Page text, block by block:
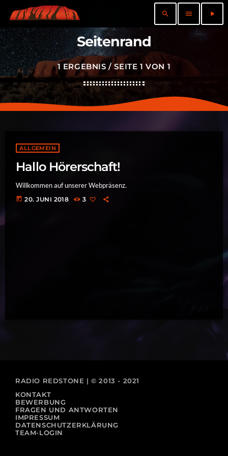
search menu play_arrow
Seitenrand
1 ERGEBNIS / SEITE 1 VON 1
ALLGEMEIN
Hallo Hörerschaft!
Willkommen auf unserer Webpräsenz.
today 20. JUNI 2018 3
RADIO REDSTONE | © 2013 - 2021
KONTAKT
BEWERBUNG
FRAGEN UND ANTWORTEN
IMPRESSUM
DATENSCHUTZERKLÄRUNG
TEAM-LOGIN